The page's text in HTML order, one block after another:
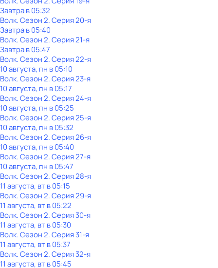
Завтра в 05:32
Волк. Сезон 2. Серия 20-я
Завтра в 05:40
Волк. Сезон 2. Серия 21-я
Завтра в 05:47
Волк. Сезон 2. Серия 22-я
10 августа, пн в 05:10
Волк. Сезон 2. Серия 23-я
10 августа, пн в 05:17
Волк. Сезон 2. Серия 24-я
10 августа, пн в 05:25
Волк. Сезон 2. Серия 25-я
10 августа, пн в 05:32
Волк. Сезон 2. Серия 26-я
10 августа, пн в 05:40
Волк. Сезон 2. Серия 27-я
10 августа, пн в 05:47
Волк. Сезон 2. Серия 28-я
11 августа, вт в 05:15
Волк. Сезон 2. Серия 29-я
11 августа, вт в 05:22
Волк. Сезон 2. Серия 30-я
11 августа, вт в 05:30
Волк. Сезон 2. Серия 31-я
11 августа, вт в 05:37
Волк. Сезон 2. Серия 32-я
11 августа, вт в 05:45